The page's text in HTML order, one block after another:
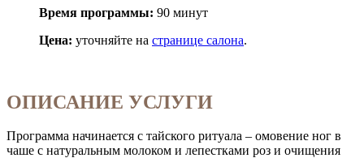
Время программы: 90 минут
Цена: уточняйте на странице салона.
ОПИСАНИЕ УСЛУГИ
Программа начинается с тайского ритуала – омовение ног в
чаше с натуральным молоком и лепестками роз и очищения